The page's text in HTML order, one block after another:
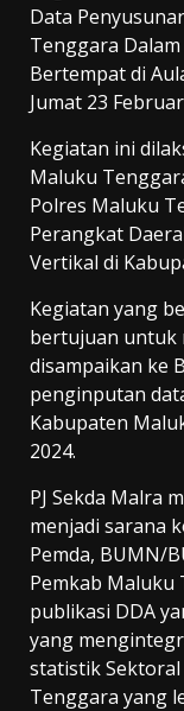
Data
Tenggara
Bertempat di
Jumat 23
Kegiatan ini
Maluku
Polres Maluku
Perangkat
Vertikal di
Kegiatan yang
bertujuan untuk
disampaikan ke
penginputan
Kabupaten
2024.
PJ Sekda Malra
menjadi sarana
Pemda, BUMN/
Pemkab Maluku
publikasi DDA
yang
statistik
Tenggara yang